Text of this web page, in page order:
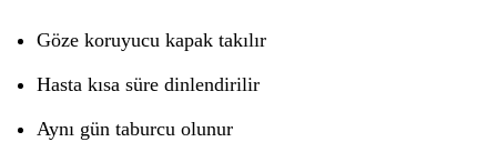
Göze koruyucu kapak takılır
Hasta kısa süre dinlendirilir
Aynı gün taburcu olunur